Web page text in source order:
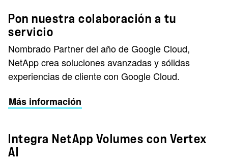
Pon nuestra colaboración a tu
servicio
Nombrado Partner del año de Google Cloud,
NetApp crea soluciones avanzadas y sólidas
experiencias de cliente con Google Cloud.
Más información
Integra NetApp Volumes con Vertex
AI